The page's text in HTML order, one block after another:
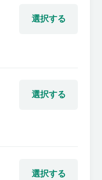
選択する
選択する
選択する